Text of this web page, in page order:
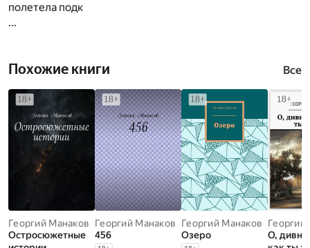
полетела подк
...
Похожие книги Все
Георгий Манаков
Остросюжетные
Георгий Манаков
456
Георгий Манаков
Озеро
Георгий
О,